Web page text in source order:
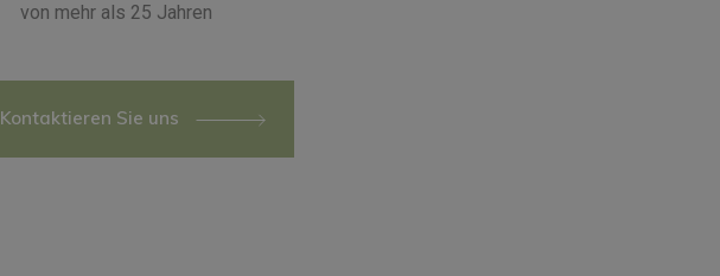
von mehr als 25 Jahren
Kontaktieren Sie uns